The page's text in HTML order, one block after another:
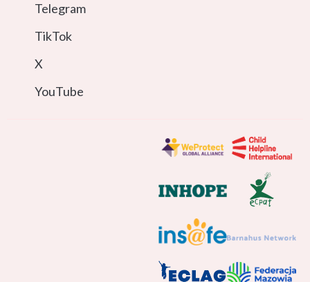
Telegram
TikTok
X
YouTube